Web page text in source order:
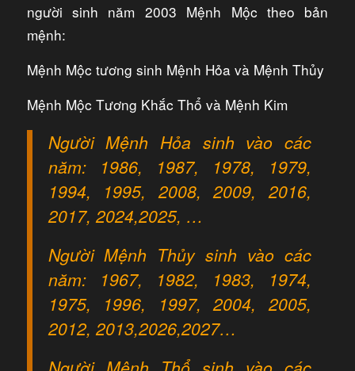
người sinh năm 2003 Mệnh Mộc theo bản
mệnh:
Mệnh Mộc tương sinh Mệnh Hỏa và Mệnh Thủy
Mệnh Mộc Tương Khắc Thổ và Mệnh Kim
Người Mệnh Hỏa sinh vào các
năm: 1986, 1987, 1978, 1979,
1994, 1995, 2008, 2009, 2016,
2017, 2024,2025, …
Người Mệnh Thủy sinh vào các
năm: 1967, 1982, 1983, 1974,
1975, 1996, 1997, 2004, 2005,
2012, 2013,2026,2027…